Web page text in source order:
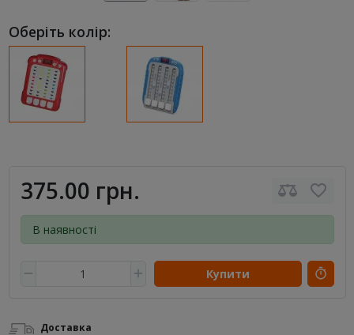
Оберіть колір:
375.00 грн.
В наявності
Купити
Доставка